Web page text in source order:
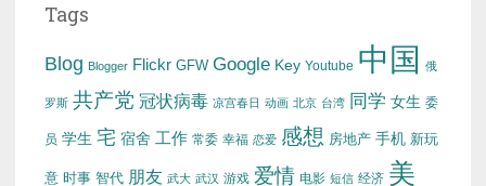
Tags
Blog Blogger Flickr GFW Google Key Youtube 中国 俄
罗斯 共产党 冠状病毒 凉宫春日 动画 北京 台湾 同学 女生 委
员 学生 宅 宿舍 工作 常委 幸福 恋爱 感想 房地产 手机 新玩
意 时事 智代 朋友 武大 武汉 游戏 爱情 电影 短信 经济 美